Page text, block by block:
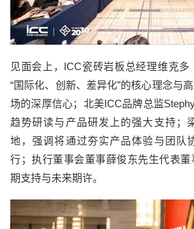
见面会上，ICC瓷砖岩板总经理维克
“国际化、创新、差异化”的核心理念与
场的深厚信心；北美ICC品牌总监
趋势研读与产品研发上的强大支持；
地，强调将通过夯实产品体验与团队
行；执行董事会董事薛俊东先生代表
期支持与未来期许。